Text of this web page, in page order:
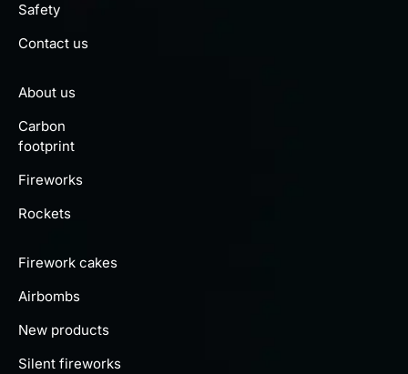
Safety
Contact us
About us
Carbon
footprint
Fireworks
Rockets
Firework cakes
Airbombs
New products
Silent fireworks